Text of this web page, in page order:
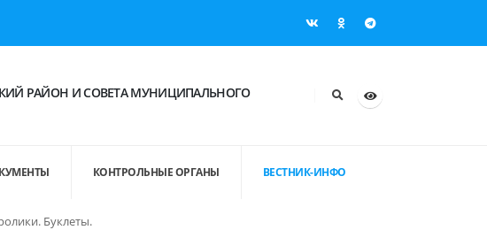
РАЙОН И СОВЕТА МУНИЦИПАЛЬНОГО
КОНТРОЛЬНЫЕ ОРГАНЫ ВЕСТНИК-ИНФО
Буклеты.